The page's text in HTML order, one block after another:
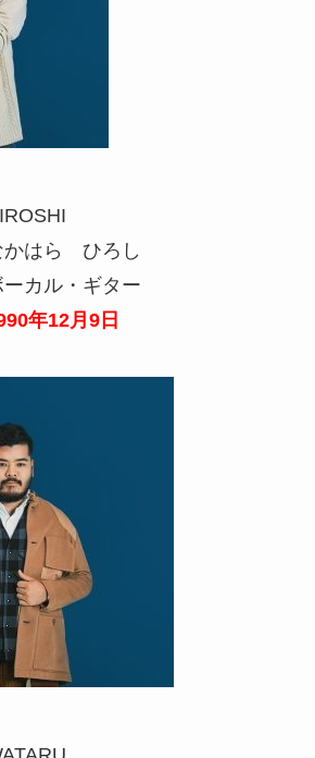
ら ひろし
・ギター
年12月9日